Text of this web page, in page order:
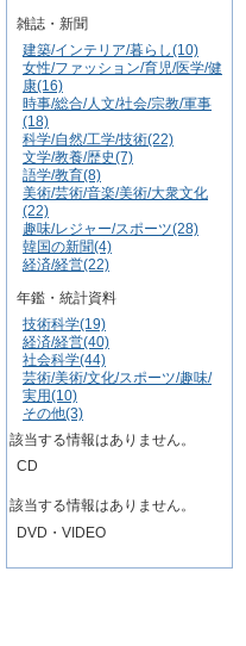
雑誌・新聞
建築/インテリア/暮らし(10)
女性/ファッション/育児/医学/健
康(16)
時事/総合/人文/社会/宗教/軍事
(18)
科学/自然/工学/技術(22)
文学/教養/歴史(7)
語学/教育(8)
美術/芸術/音楽/美術/大衆文化
(22)
趣味/レジャー/スポーツ(28)
韓国の新聞(4)
経済/経営(22)
年鑑・統計資料
技術科学(19)
経済/経営(40)
社会科学(44)
芸術/美術/文化/スポーツ/趣味/
実用(10)
その他(3)
該当する情報はありません。
CD
該当する情報はありません。
DVD・VIDEO